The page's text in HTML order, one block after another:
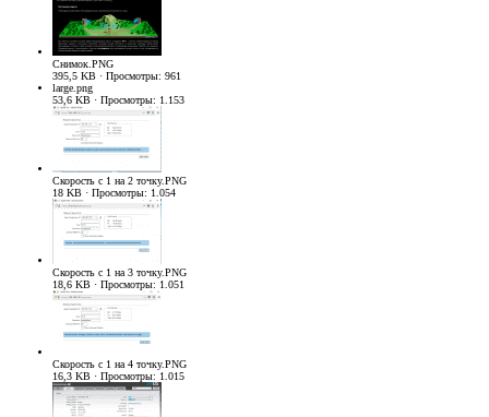
Снимок.PNG
395,5 KB · Просмотры: 961
large.png
53,6 KB · Просмотры: 1.153
Скорость с 1 на 2 точку.PNG
18 KB · Просмотры: 1.054
Скорость с 1 на 3 точку.PNG
18,6 KB · Просмотры: 1.051
Скорость с 1 на 4 точку.PNG
16,3 KB · Просмотры: 1.015